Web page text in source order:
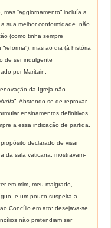
“aggiornamento” incluía a
a sua melhor conformidade não
(como tinha sempre
mas ao dia (à história
de ser indulgente
por Maritain.
da Igreja não
”. Abstendo-se de reprovar
ensinamentos definitivos,
a essa indicação de partida.
declarado de visar
da sala vaticana, mostravam-
em mim, meu malgrado,
e um pouco suspeita a
Concílio em ato: desejava-se
não pretendiam ser